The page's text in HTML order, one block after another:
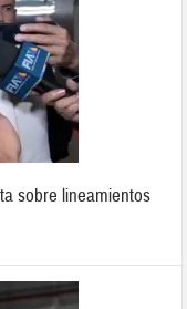
sobre lineamientos